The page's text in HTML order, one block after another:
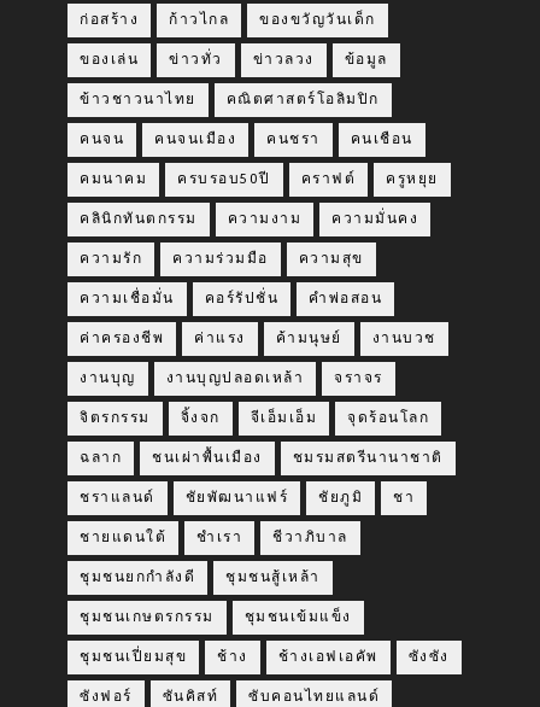
ก่อสร้าง ก้าวไกล ของขวัญวันเด็ก
ของเล่น ข่าวทั่ว ข่าวลวง ข้อมูล
ข้าวชาวนาไทย คณิตศาสตร์โอลิมปิก
คนจน คนจนเมือง คนชรา คนเชือน
คมนาคม ครบรอบ50ปี คราฟต์ ครูหยุย
คลินิกทันตกรรม ความงาม ความมั่นคง
ความรัก ความร่วมมือ ความสุข
ความเชื่อมั่น คอร์รัปชั่น คำพ่อสอน
ค่าครองชีพ ค่าแรง ค้ามนุษย์ งานบวช
งานบุญ งานบุญปลอดเหล้า จราจร
จิตรกรรม จิ้งจก จีเอ็มเอ็ม จุดร้อนโลก
ฉลาก ชนเผ่าพื้นเมือง ชมรมสตรีนานาชาติ
ชราแลนด์ ชัยพัฒนาแฟร์ ชัยภูมิ ชา
ชายแดนใต้ ชำเรา ชีวาภิบาล
ชุมชนยกกำลังดี ชุมชนสู้เหล้า
ชุมชนเกษตรกรรม ชุมชนเข้มแข็ง
ชุมชนเปี่ยมสุข ช้าง ช้างเอฟเอคัพ ซังซัง
ซังฟอร์ ซันคิสท์ ซับคอนไทยแลนด์